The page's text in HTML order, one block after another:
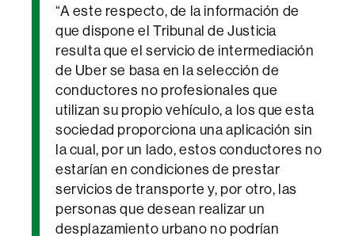
“A este respecto, de la información de
que dispone el Tribunal de Justicia
resulta que el servicio de intermediación
de Uber se basa en la selección de
conductores no profesionales que
utilizan su propio vehículo, a los que esta
sociedad proporciona una aplicación sin
la cual, por un lado, estos conductores no
estarían en condiciones de prestar
servicios de transporte y, por otro, las
personas que desean realizar un
desplazamiento urbano no podrían